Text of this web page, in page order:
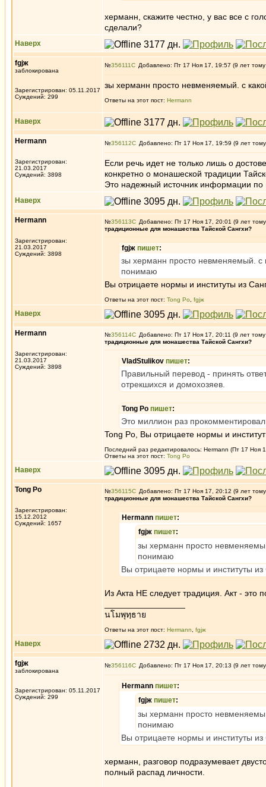
херманн, скажите честно, у вас все с
сделали?
Наверх
fgjж
заблокирована
Зарегистрирован: 05.11.2017
Суждений: 299
№356111 Добавлено: Пт 17 Ноя 17, 19:57 (9 лет
зы херманн просто невменяемый. с
Ответы на этот пост: Hermann
Наверх
Hermann
Зарегистрирован:
21.03.2017
Суждений: 3898
№356112 Добавлено: Пт 17 Ноя 17, 19:59 (9 лет
Если речь идет не только лишь о
конкретно о монашеской традиции
Это надежный источник информации
Наверх
Hermann
Зарегистрирован:
21.03.2017
Суждений: 3898
№356113
Добавлено: Пт 17 Ноя 17, 20:01 (9 лет
традиционные для монашества Тайской Сангхи?
fgjж пишет:
зы херманн просто невменяемый. с
понимаю
Вы отрицаете нормы и институты из
Ответы на этот пост: Tong Po fgjж
Наверх
Hermann
Зарегистрирован:
21.03.2017
Суждений: 3898
№356114
Добавлено: Пт 17 Ноя 17, 20:11 (9 лет
традиционные для монашества Тайской Сангхи?
VladStulikov пишет:
Правильный перевод - принять
отрекшихся и домохозяев.
Tong Po пишет:
Это миллион раз
Tong Po, Вы отрицаете нормы и
Последний раз редактировалось: Hermann (Пт 17 Ноя
Ответы на этот пост: Tong Po
Наверх
Tong Po
Зарегистрирован:
15.12.2012
Суждений: 1657
№356115
Добавлено: Пт 17 Ноя 17, 20:12 (9 лет
традиционные для монашества Тайской Сангхи?
Hermann пишет:
fgjж пишет:
зы херманн просто
понимаю
Вы отрицаете нормы и институты
Из Акта НЕ следует традиция. Акт - это
นโมพุทฺธาย
Ответы на этот пост: Hermann fgjж
Наверх
fgjж
заблокирована
Зарегистрирован: 05.11.2017
Суждений: 299
№356116 Добавлено: Пт 17 Ноя 17, 20:13 (9 лет
Hermann пишет:
fgjж пишет:
зы херманн просто
понимаю
Вы отрицаете нормы и институты
херманн, разговор подразумевает
полный распад личности.